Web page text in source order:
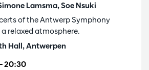
Lamsma, Soe Nsuki
– 20:30
of the Antwerp Symphony
relaxed atmosphere.
Hall, Antwerpen